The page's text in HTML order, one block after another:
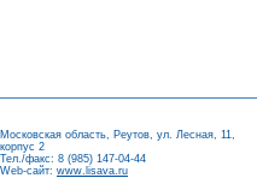
Московская область, Реутов, ул. Лесная, 11,
корпус 2
Тел./факс: 8 (985) 147-04-44
Web-сайт: www.lisava.ru